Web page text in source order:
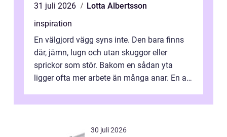
31 juli 2026
Lotta Albertsson
inspiration
En välgjord vägg syns inte. Den bara finns
där, jämn, lugn och utan skuggor eller
sprickor som stör. Bakom en sådan yta
ligger ofta mer arbete än många anar. En av
30 juli 2026